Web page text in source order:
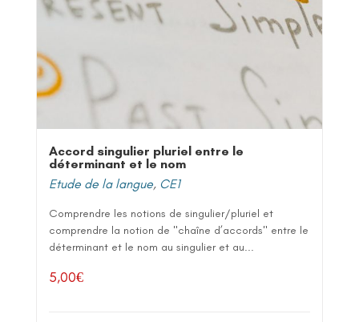
Accord singulier pluriel entre le
déterminant et le nom
Etude de la langue, CE1
Comprendre les notions de singulier/pluriel et
comprendre la notion de "chaîne d’accords" entre le
déterminant et le nom au singulier et au...
5,00€